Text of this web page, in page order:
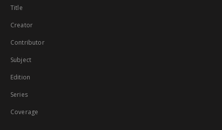
Title
Creator
Contributor
Subject
Edition
Series
Coverage